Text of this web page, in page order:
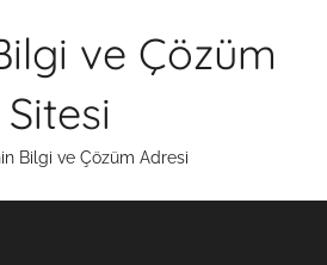
ve Çözüm
Sitesi
Bilgi ve Çözüm Adresi